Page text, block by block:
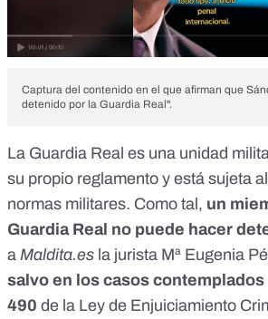
Captura del contenido en el que afirman que
detenido por la Guardia Real".
La Guardia Real es una unidad
su propio reglamento y está sujeta
normas militares. Como tal, un
Guardia Real no puede hacer
a Maldita.es la jurista Mª Eugenia
salvo en los casos contemplados
490 de la Ley de Enjuiciamiento